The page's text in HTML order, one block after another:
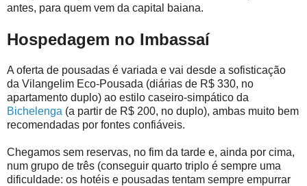
antes, para quem vem da capital baiana.
Hospedagem no Imbassaí
A oferta de pousadas é variada e vai desde a sofisticação
da Vilangelim Eco-Pousada (diárias de R$ 330, no
apartamento duplo) ao estilo caseiro-simpático da
Bichelenga (a partir de R$ 200, no duplo), ambas muito bem
recomendadas por fontes confiáveis.
Chegamos sem reservas, no fim da tarde e, ainda por cima,
num grupo de três (conseguir quarto triplo é sempre uma
dificuldade: os hotéis e pousadas tentam sempre empurrar